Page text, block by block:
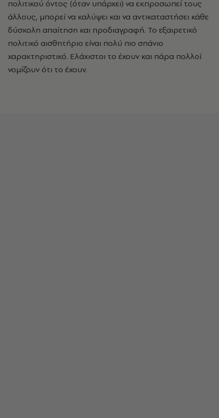
πολιτικού όντος (όταν υπάρχει) να εκπροσωπεί τους
άλλους, μπορεί να καλύψει και να αντικαταστήσει κάθε
δύσκολη απαίτηση και προδιαγραφή. Το εξαιρετικό
πολιτικό αισθητήριο είναι πολύ πιο σπάνιο
χαρακτηριστικό. Ελάχιστοι το έχουν και πάρα πολλοί
νομίζουν ότι το έχουν.